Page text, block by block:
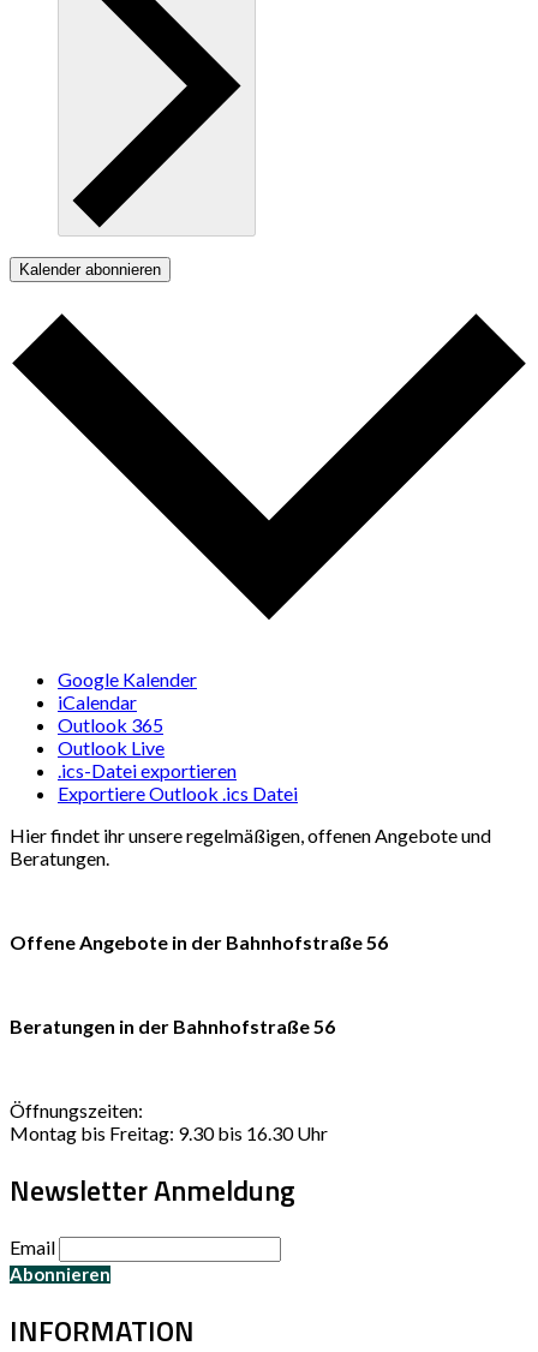
Kalender abonnieren
Google Kalender
iCalendar
Outlook 365
Outlook Live
.ics-Datei exportieren
Exportiere Outlook .ics Datei
Hier findet ihr unsere regelmäßigen, offenen Angebote und
Beratungen.
Offene Angebote in der Bahnhofstraße 56
Beratungen in der Bahnhofstraße 56
Öffnungszeiten:
Montag bis Freitag: 9.30 bis 16.30 Uhr
Newsletter Anmeldung
Email
INFORMATION